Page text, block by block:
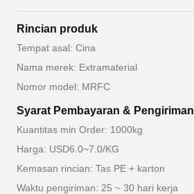
Rincian produk
Tempat asal: Cina
Nama merek: Extramaterial
Nomor model: MRFC
Syarat Pembayaran & Pengiriman
Kuantitas min Order: 1000kg
Harga: USD6.0~7.0/KG
Kemasan rincian: Tas PE + karton
Waktu pengiriman: 25 ~ 30 hari kerja